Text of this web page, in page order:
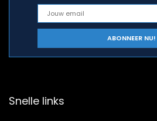
Snelle links